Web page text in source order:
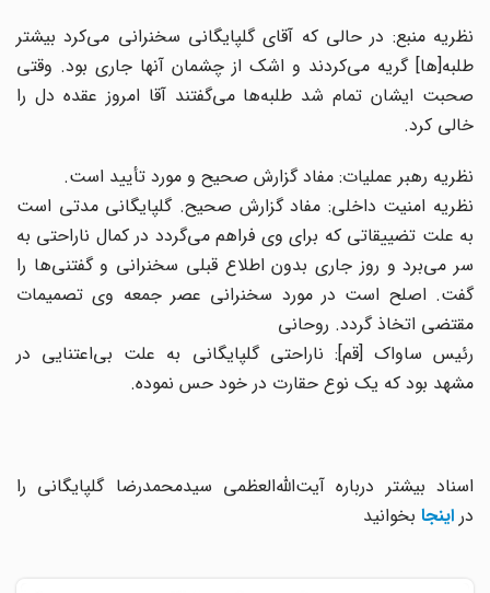
نظریه منبع: در حالی که آقای گلپایگانی سخنرانی می‌کرد بیشتر
طلبه[ها] گریه می‌کردند و اشک از چشمان آنها جاری بود. وقتی
صحبت ایشان تمام شد طلبه‌ها می‌گفتند آقا امروز عقده دل را
خالی کرد.
نظریه رهبر عملیات: مفاد گزارش صحیح و مورد تأیید است.
نظریه امنیت داخلى: مفاد گزارش صحیح. گلپایگانى مدتى است
به علت تضییقاتى که براى وى فراهم می‌گردد در کمال ناراحتى به
سر می‌‌برد و روز جارى بدون اطلاع قبلى سخنرانى و گفتنی‌ها را
گفت. اصلح است در مورد سخنرانى عصر جمعه وى تصمیمات
مقتضى اتخاذ گردد. روحانى
رئیس ساواک [قم]: ناراحتى گلپایگانى به علت بی‌‌اعتنایى در
مشهد بود که یک نوع حقارت در خود حس نموده.
اسناد بیشتر درباره آیت‌الله‌العظمی ‌سیدمحمدرضا گلپایگانی را
دراینجابخوانید